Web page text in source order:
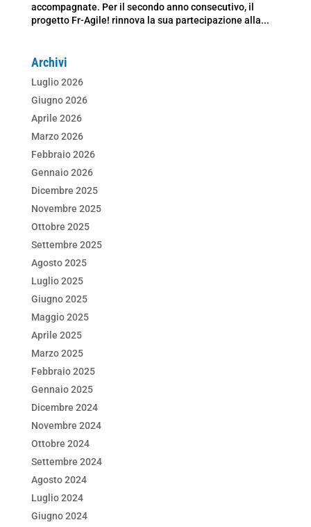
accompagnate. Per il secondo anno consecutivo, il
progetto Fr-Agile! rinnova la sua partecipazione alla...
Archivi
Luglio 2026
Giugno 2026
Aprile 2026
Marzo 2026
Febbraio 2026
Gennaio 2026
Dicembre 2025
Novembre 2025
Ottobre 2025
Settembre 2025
Agosto 2025
Luglio 2025
Giugno 2025
Maggio 2025
Aprile 2025
Marzo 2025
Febbraio 2025
Gennaio 2025
Dicembre 2024
Novembre 2024
Ottobre 2024
Settembre 2024
Agosto 2024
Luglio 2024
Giugno 2024